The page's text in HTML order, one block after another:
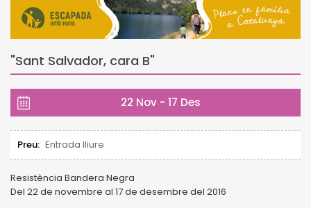
"Sant Salvador, cara B"
22 Nov - 17 Des
Preu: Entrada lliure
Resistència Bandera Negra
Del 22 de novembre al 17 de desembre del 2016